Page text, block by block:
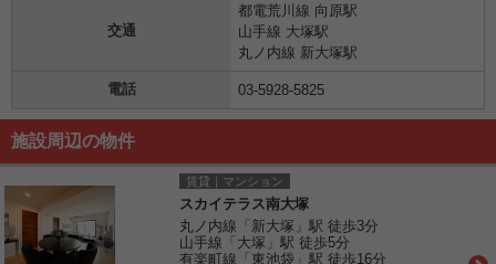
交通
都電荒川線 向原駅
山手線 大塚駅
丸ノ内線 新大塚駅
電話 03-5928-5825
施設周辺の物件
賃貸｜マンション
スカイテラス南大塚
丸ノ内線「新大塚」駅 徒歩3分
山手線「大塚」駅 徒歩5分
有楽町線「東池袋」駅 徒歩16分